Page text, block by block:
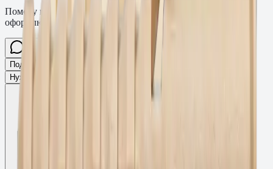
Помогу подобрать товар, расскажу характеристики и
оформлю заявку.
Подобрать размер
Для какого основания?
Нужен ТС/ТО